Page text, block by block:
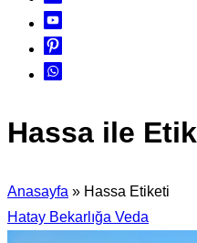
Hassa ile
Anasayfa » Hassa Etiketi
Hatay Bekarlığa Veda